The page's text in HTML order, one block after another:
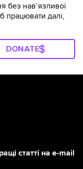
без навʼязливої
працювати далі,
DONATE
статті на e-mail